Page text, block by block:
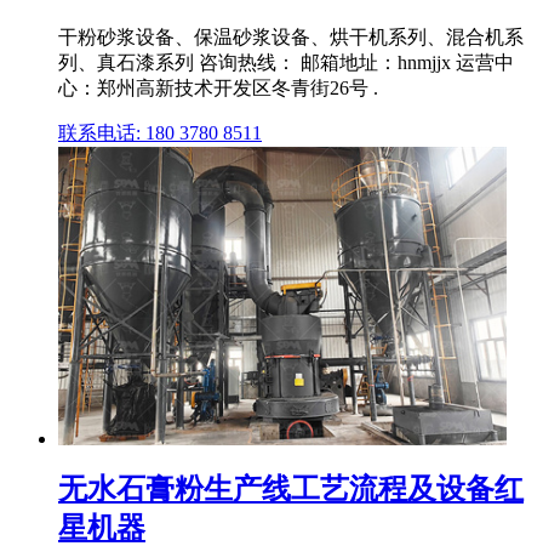
干粉砂浆设备、保温砂浆设备、烘干机系列、混合机系
列、真石漆系列 咨询热线： 邮箱地址：hnmjjx 运营中
心：郑州高新技术开发区冬青街26号 .
联系电话: 180 3780 8511
无水石膏粉生产线工艺流程及设备红
星机器